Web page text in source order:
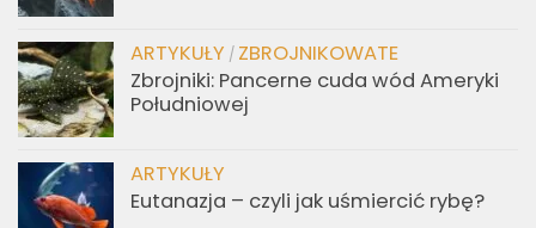
ARTYKUŁY / ZBROJNIKOWATE
Zbrojniki: Pancerne cuda wód Ameryki
Południowej
ARTYKUŁY
Eutanazja – czyli jak uśmiercić rybę?